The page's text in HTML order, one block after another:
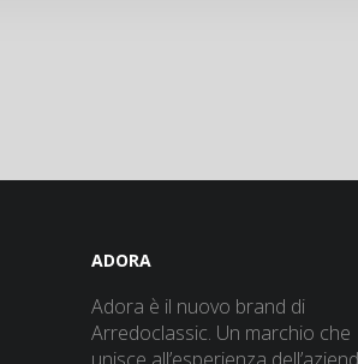
ADORA
Adora è il nuovo brand di
Arredoclassic. Un marchio che